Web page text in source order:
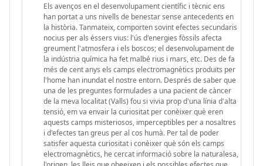
Els avenços en el desenvolupament científic i tècnic ens
han portat a uns nivells de benestar sense antecedents en
la història. Tanmateix, comporten sovint efectes secundaris
nocius per als éssers vius: l'ús d'energies fòssils afecta
greument l'atmosfera i els boscos; el desenvolupament de
la indústria química ha fet malbé rius i mars, etc. Des de fa
més de cent anys els camps electromagnètics produïts per
l'home han inundat el nostre entorn. Després de saber que
una de les preguntes formulades a una pacient de càncer
de la meva localitat (Valls) fou si vivia prop d'una línia d'alta
tensió, em va envair la curiositat per conèixer què eren
aquests camps misteriosos, imperceptibles per a nosaltres
i d'efectes tan greus per al cos humà. Per tal de poder
satisfer aquesta curiositat i conèixer què són els camps
electromagnètics, he cercat informació sobre la naturalesa,